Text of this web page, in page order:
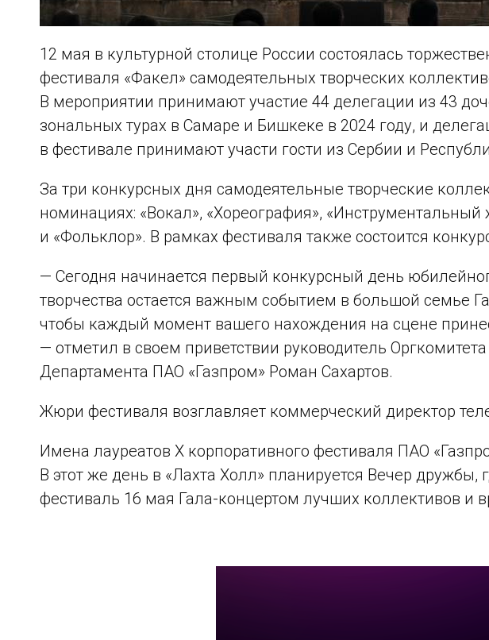
12 мая в культурной столице России состоялась
фестиваля «Факел» самодеятельных творческих
В мероприятии принимают участие 44 делегации из 43
зональных турах в Самаре и Бишкеке в 2024 году, и
в фестивале принимают участи гости из Сербии и
За три конкурсных дня самодеятельные творческие
номинациях: «Вокал», «Хореография»,
и «Фольклор». В рамках фестиваля также состоится
— Сегодня начинается первый конкурсный день
творчества остается важным событием в большой семье
чтобы каждый момент вашего нахождения на сцене
— отметил в своем приветствии руководитель
Департамента ПАО «Газпром» Роман Сахартов.
Жюри фестиваля возглавляет коммерческий директор
Имена лауреатов X корпоративного фестиваля ПАО
В этот же день в «Лахта Холл» планируется Вечер
фестиваль 16 мая Гала-концертом лучших коллективов и